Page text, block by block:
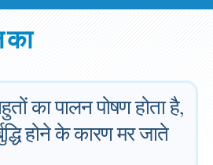
का पालन पोषण होता है,
होने के कारण मर जाते